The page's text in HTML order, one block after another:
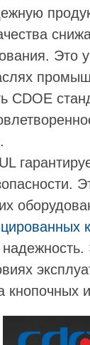
Это
CDOE
кнопочных